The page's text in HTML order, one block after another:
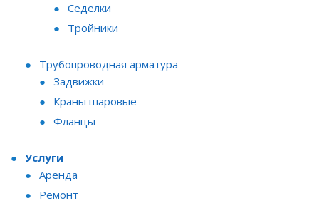
Седелки
Тройники
Трубопроводная арматура
Задвижки
Краны шаровые
Фланцы
Услуги
Аренда
Ремонт